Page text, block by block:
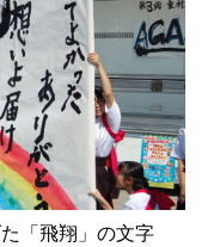
「飛翔」の文字